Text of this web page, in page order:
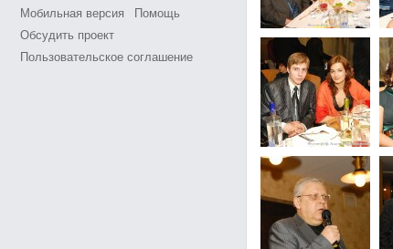
Мобильная версия
Помощь
Обсудить проект
Пользовательское соглашение